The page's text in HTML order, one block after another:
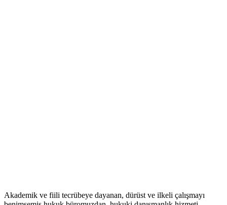
Akademik ve fiili tecrübeye dayanan, dürüst ve ilkeli çalışmayı